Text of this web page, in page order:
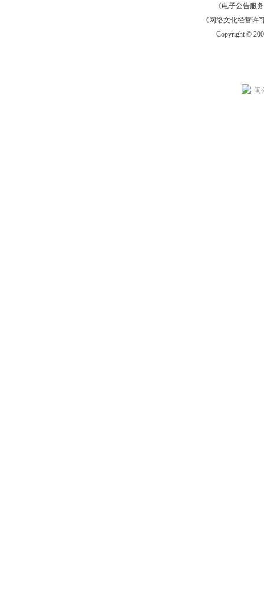
《电子公告服务
《网络文化经营许
Copyright ©
闽